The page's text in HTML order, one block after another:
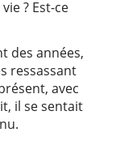
? Est-ce
des années,
ressassant
avec
il se sentait